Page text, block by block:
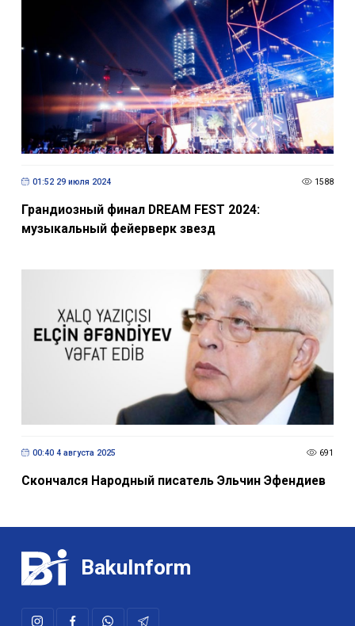
01:52 29 июля 2024 1588
Грандиозный финал DREAM FEST 2024:
музыкальный фейерверк звезд
00:40 4 августа 2025 691
Скончался Народный писатель Эльчин Эфендиев
BakuInform